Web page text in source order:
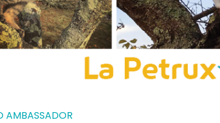
AMBASSADOR